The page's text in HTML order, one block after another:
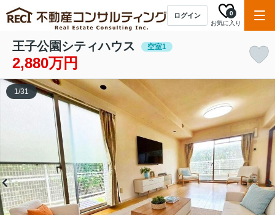
ログイン
お気に入り
0
王子公園シティハウス 空室1
2,880万円
1/31